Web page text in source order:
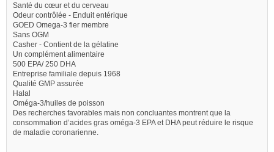
Santé du cœur et du cerveau
Odeur contrôlée - Enduit entérique
GOED Omega-3 fier membre
Sans OGM
Casher - Contient de la gélatine
Un complément alimentaire
500 EPA/ 250 DHA
Entreprise familiale depuis 1968
Qualité GMP assurée
Halal
Oméga-3/huiles de poisson
Des recherches favorables mais non concluantes montrent que la
consommation d’acides gras oméga-3 EPA et DHA peut réduire le risque
de maladie coronarienne.